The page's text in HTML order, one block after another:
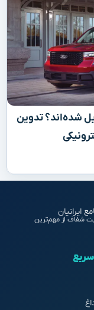
شده‌اند؟ تدوین
شفاف از مهم‌ترین